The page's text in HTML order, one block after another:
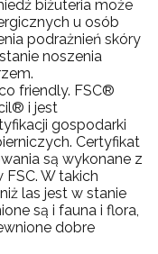
biżuteria może
u osób
podrażnień skóry
noszenia
friendly. FSC®
i jest
gospodarki
Certyfikat
są wykonane z
W takich
las jest w stanie
są i fauna i flora,
dobre